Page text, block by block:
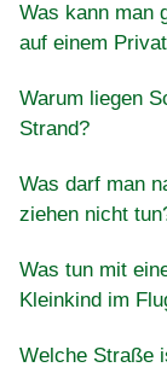
Was kann man
auf einem
Warum liegen
Strand?
Was darf man
ziehen nicht
Was tun mit
Kleinkind im
Welche Straße